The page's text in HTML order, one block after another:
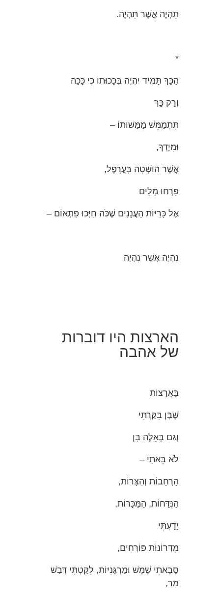
תִּהְיֶה אֲשֶׁר תִּהְיֶה.
*
הַכָּךְ תָּמִיד יִהְיֶה בְּכָּכוּתוֹ כִּי כָּכָה
וְרַק כָּךְ
תִּתְמַמֵּשׁ מַמָּשׁוּתוֹ –
וּמִיָּדְךָ,
אֲשֶׁר הוּשְׁטָה בָּעֲרָפֶל,
פָּרְחוּ מִלִּים
אֶל כָּרִיּוֹת הָעֲנָנִים שֶׁכֹּה חִיְּכוּ פִּתְאוֹם –
נִהְיֶה אֲשֶׁר נִהְיֶה
הארצות היו דוברות
של אהבה
בָּאֲרָצוֹת
שֶׁבָּן בִּקַּרְתִּי
וְגַם בְּאֵלֶּה בָּן
לֹא בָּאתִי –
הָרְחָבוֹת וְהַצָּרוֹת,
הַנִּדָּחוֹת, הַמֻּכָּרוֹת,
יָדַעְתִּי
מִדְרוֹנוֹת פּוֹרְחִים,
סָבָאתִי שֶׁמֶשׁ וּמַרְגָּנִיּוֹת, לִקַּטְתִּי דְּבַשׁ
מַר,